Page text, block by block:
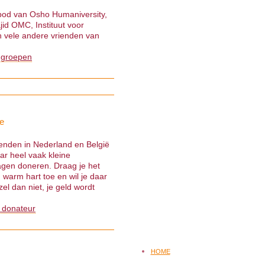
van Osho Humaniversity,
OMC, Instituut voor
vele andere vrienden van
in Nederland en België
heel vaak kleine
doneren. Draag je het
hart toe en wil je daar
dan niet, je geld wordt
HOME